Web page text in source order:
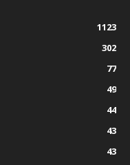
1123
302
77
49
44
43
43